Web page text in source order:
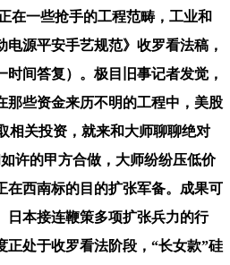
在一些抢手的工程范畴，工业和
源平安手艺规范》收罗看法稿，
间答复）。极目旧事记者发觉，
那些资金来历不明的工程中，美股
相关投资，就来和大师聊聊绝对
许的甲方合做，大师纷纷压低价
在西南标的目的扩张军备。成果可
日本接连鞭策多项扩张兵力的行
正处于收罗看法阶段，“长女款”硅